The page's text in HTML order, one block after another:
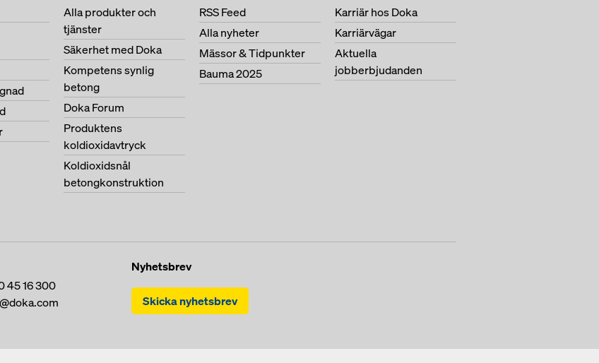
Alla produkter och
tjänster
Säkerhet med Doka
Kompetens synlig
betong
Doka Forum
Produktens
koldioxidavtryck
Koldioxidsnål
betongkonstruktion
RSS Feed
Alla nyheter
Mässor & Tidpunkter
Bauma 2025
Karriär hos Doka
Karriärvägar
Aktuella
jobberbjudanden
45 16 300
Nyhetsbrev
Skicka nyhetsbrev